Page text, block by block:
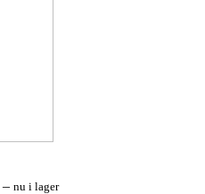
– nu i lager